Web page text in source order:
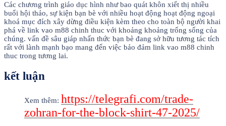
Các chương trình giáo dục hình như bao quát khôn xiết thị nhiều
buổi hội thảo, sự kiện bạn bè với nhiều hoạt động hoạt động ngoại
khoá mục đích xây dừng điều kiện kèm theo cho toàn bộ người khai
phá về link vao m88 chinh thuc với khoảng khoảng trống sống của
chúng. vấn đề sâu giáp nhấn thức bạn bè đang sở hữu tương tác tích
rất với lành mạnh bạo mang đến việc bảo đảm link vao m88 chinh
thuc trong tương lai.
kết luận
Xem thêm: https://telegrafi.com/trade-
zohran-for-the-block-shirt-47-2025/